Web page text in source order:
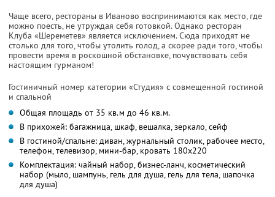
Чаще всего, рестораны в Иваново воспринимаются как место, где
можно поесть, не утруждая себя готовкой. Однако ресторан
Клуба «Шереметев» является исключением. Сюда приходят не
столько для того, чтобы утолить голод, а скорее ради того, чтобы
провести время в роскошной обстановке, почувствовать себя
настоящим гурманом!
Гостиничный номер категории «Студия» с совмещенной гостиной
и спальной
Общая площадь от 35 кв.м до 46 кв.м.
В прихожей: багажница, шкаф, вешалка, зеркало, сейф
В гостиной/спальне: диван, журнальный столик, рабочее место,
телефон, телевизор, мини-бар, кровать 180х220
Комплектация: чайный набор, бизнес-ланч, косметический
набор (мыло, шампунь, гель для душа, гель для тела, шапочка
для душа)